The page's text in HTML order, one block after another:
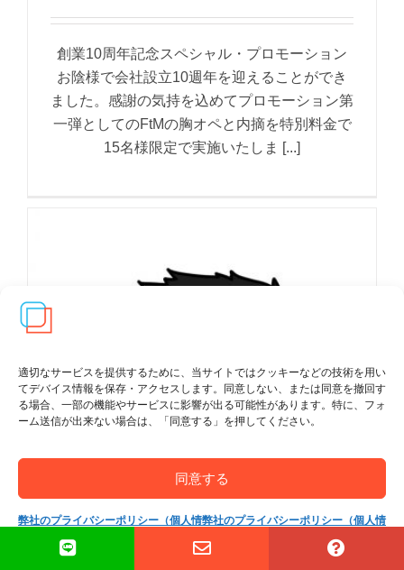
適切なサービスを提供するために、当サイトではクッキーなどの技術を用い
てデバイス情報を保存・アクセスします。同意しない、または同意を撤回す
る場合、一部の機能やサービスに影響が出る可能性があります。特に、フォ
ーム送信が出来ない場合は、「同意する」を押してください。
同意する
弊社のプライバシーポリシー（個人情
報保護方針）
弊社のプライバシーポリシー（個人情
報保護方針）
創業10周年記念スペシャル・プロモーション
お陰様で会社設立10週年を迎えることができ
ました。感謝の気持を込めてプロモーション第
一弾としてのFtMの胸オペと内摘を特別料金で
15名様限定で実施いたしま [...]